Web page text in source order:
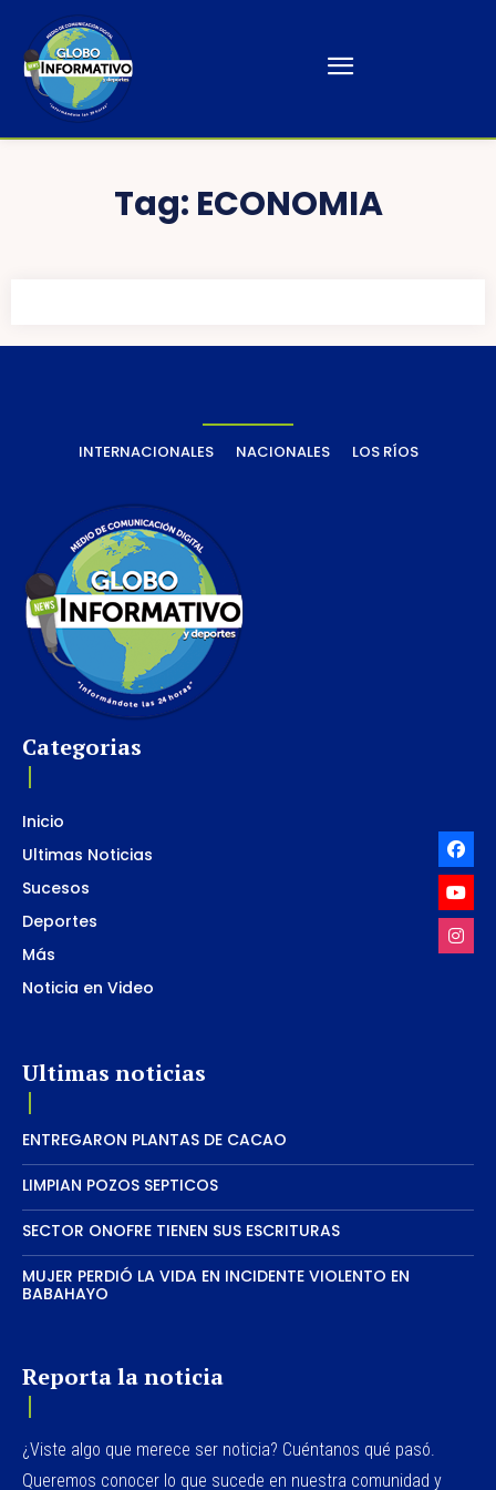
Tag: ECONOMIA
INTERNACIONALES NACIONALES LOS RÍOS
Categorias
Inicio
Ultimas Noticias
Sucesos
Deportes
Más
Noticia en Video
Ultimas noticias
ENTREGARON PLANTAS DE CACAO
LIMPIAN POZOS SEPTICOS
SECTOR ONOFRE TIENEN SUS ESCRITURAS
MUJER PERDIÓ LA VIDA EN INCIDENTE VIOLENTO EN
BABAHAYO
Reporta la noticia
¿Viste algo que merece ser noticia? Cuéntanos qué pasó.
Queremos conocer lo que sucede en nuestra comunidad y